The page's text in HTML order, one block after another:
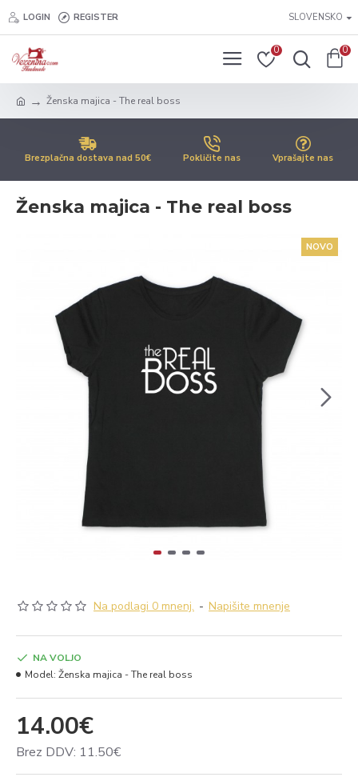
LOGIN REGISTER SLOVENSKO
0 0
Ženska majica - The real boss
Brezplačna dostava nad 50€ Pokličite nas Vprašajte nas
Ženska majica - The real boss
NOVO
Na podlagi 0 mnenj. - Napišite mnenje
14.00€
Brez DDV: 11.50€
NA VOLJO
Model: Ženska majica - The real boss